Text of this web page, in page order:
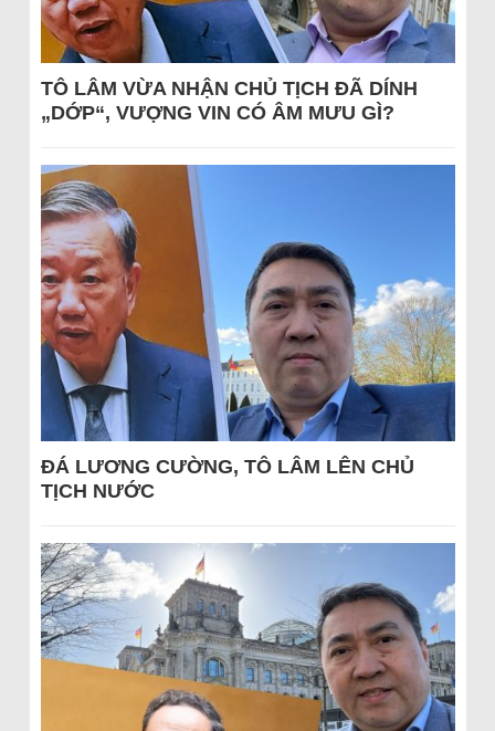
TÔ LÂM VỪA NHẬN CHỦ TỊCH ĐÃ DÍNH
„DỚP“, VƯỢNG VIN CÓ ÂM MƯU GÌ?
ĐÁ LƯƠNG CƯỜNG, TÔ LÂM LÊN CHỦ
TỊCH NƯỚC